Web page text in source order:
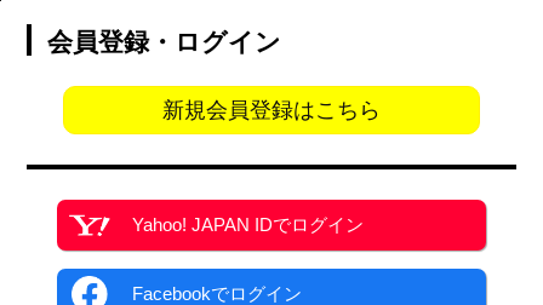
会員登録・ログイン
新規会員登録はこちら
Yahoo! JAPAN IDでログイン
Facebookでログイン